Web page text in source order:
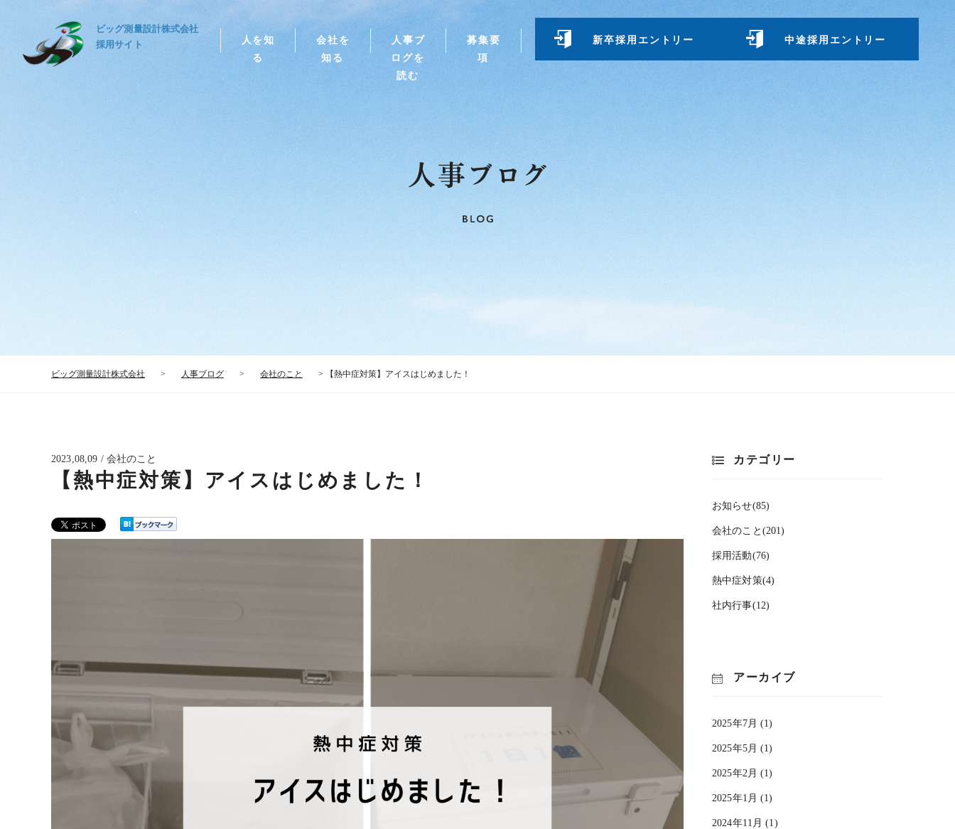
ビッグ測量設計株式会社
採用サイト
人を知
る
会社を
知る
人事ブ
ログを
読む
募集要
項
新卒採用エントリー 中途採用エントリー
ビッグ測量設計株式会社 > 人事ブログ > 会社のこと > 【熱中症対策】アイスはじめました！
2023,08,09 / 会社のこと
【熱中症対策】アイスはじめました！
カテゴリー
お知らせ(85)
会社のこと(201)
採用活動(76)
熱中症対策(4)
社内行事(12)
アーカイブ
2025年7月 (1)
2025年5月 (1)
2025年2月 (1)
2025年1月 (1)
2024年11月 (1)